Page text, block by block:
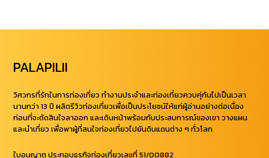
PALAPILII
วิศวกรที่รักในการท่องเที่ยว ทำงานประจำและท่องเที่ยวควบคุ่กันไปเป็นเวลา
นานกว่า 13 ปี ผลิตรีวิวท่องเที่ยวเพื่อเป็นประโยชน์ให้แก่ผู้อ่านอย่างต่อเนื่อง
ก่อนที่จะตัดสินใจลาออก และเดินหน้าพร้อมกับประสบการณ์ของเขา วางแผน
และนำเที่ยว เพื่อพาผู้ที่สนใจท่องเที่ยวไปยันดินแดนต่าง ๆ ทั่วโลก
ใบอนุญาต ประกอบธุรกิจท่องเที่ยวเลขที่ 51/00882